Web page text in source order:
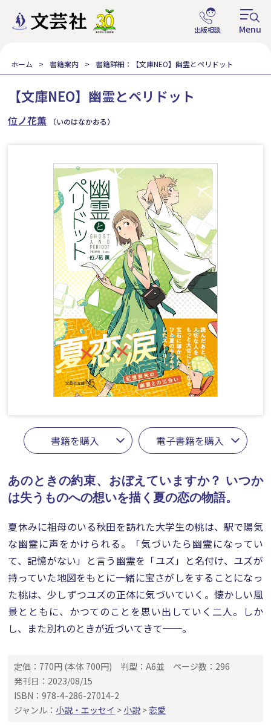
ホーム 書籍案内 書籍詳細：【文庫NEO】幽霊とペリドット
【文庫NEO】幽霊とペリドット
位ノ花薫 （いのはなかおる）
書籍を購入 電子書籍を購入
あのときの約束、おぼえていますか？ いつか
は失うものへの想いを描く夏の恋の物語。
夏休みに祖母のいる秋田を訪れた大学生の桃は、駅で陽気
な幽霊に声をかけられる。「気づいたら幽霊になってい
て、記憶がない」と言う幽霊を「ユズ」と名付け、ユズが
持っていた地図をもとに一緒に宝さがしをすることになっ
た桃は、少しずつユズの正体に気づいていく。懐かしい風
景とともに、かつてのことを思い出していく二人。しか
し、また別れのときが近づいてきて──。
定価：770円 (本体 700円) 判型：A6並
ページ数：296
発刊日：2023/08/15
ISBN：978-4-286-27014-2
ジャンル： 小説・エッセイ > 小説 > 恋愛